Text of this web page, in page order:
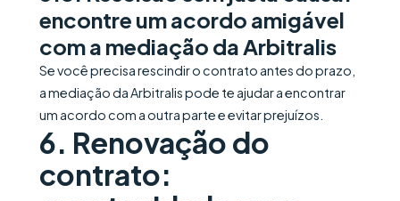
encontre um acordo amigável
com a mediação da Arbitralis
Se você precisa rescindir o contrato antes do prazo,
a mediação da Arbitralis pode te ajudar a encontrar
um acordo com a outra parte e evitar prejuízos.
6. Renovação do
contrato: